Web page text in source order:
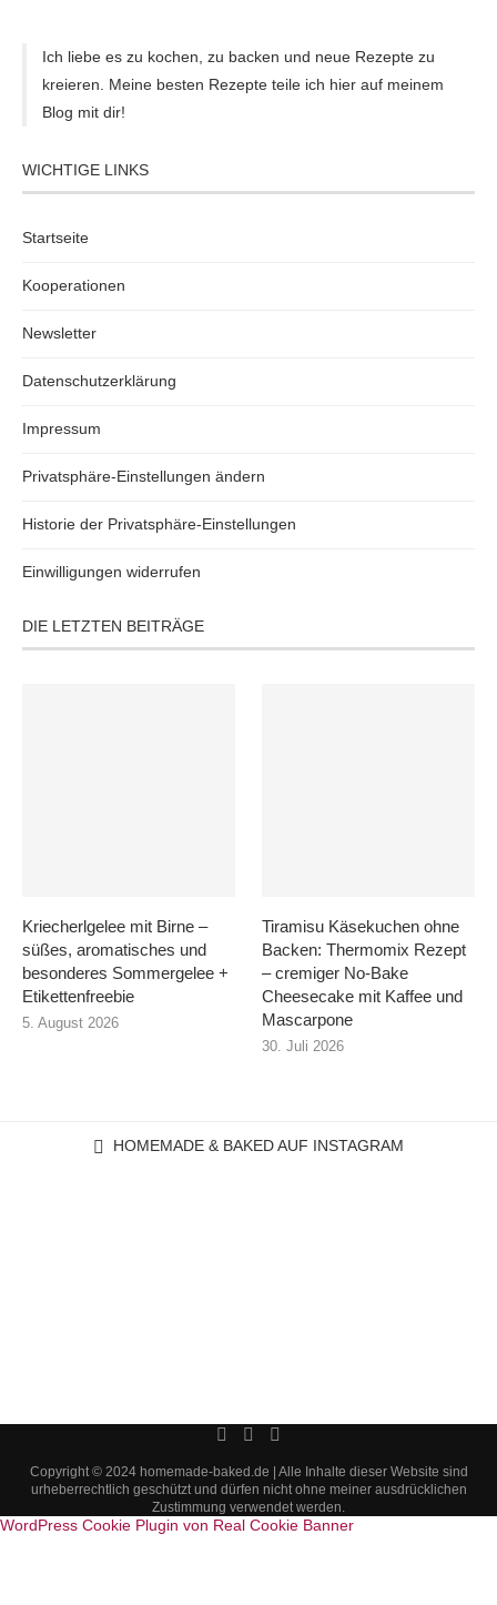
Ich liebe es zu kochen, zu backen und neue Rezepte zu
kreieren. Meine besten Rezepte teile ich hier auf meinem
Blog mit dir!
WICHTIGE LINKS
Startseite
Kooperationen
Newsletter
Datenschutzerklärung
Impressum
Privatsphäre-Einstellungen ändern
Historie der Privatsphäre-Einstellungen
Einwilligungen widerrufen
DIE LETZTEN BEITRÄGE
Kriecherlgelee mit Birne –
süßes, aromatisches und
besonderes Sommergelee +
Etikettenfreebie
5. August 2026
Tiramisu Käsekuchen ohne
Backen: Thermomix Rezept
– cremiger No-Bake
Cheesecake mit Kaffee und
Mascarpone
30. Juli 2026
HOMEMADE & BAKED AUF INSTAGRAM
Copyright © 2024 homemade-baked.de | Alle Inhalte dieser Website sind
urheberrechtlich geschützt und dürfen nicht ohne meiner ausdrücklichen
Zustimmung verwendet werden.
WordPress Cookie Plugin von Real Cookie Banner